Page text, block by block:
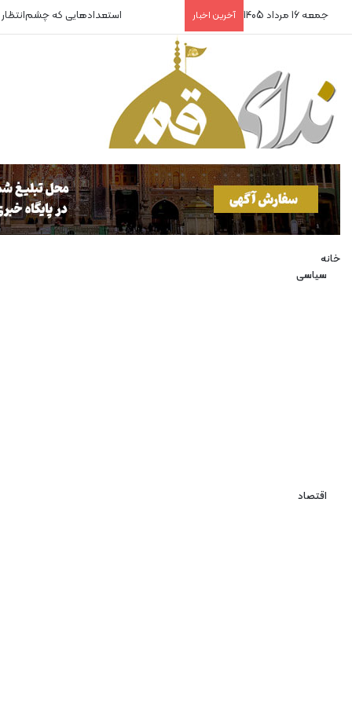
جمعه 16 مرداد 1405 آخرین اخبار استعدادهایی که
خانه
سیاسی
اقتصاد